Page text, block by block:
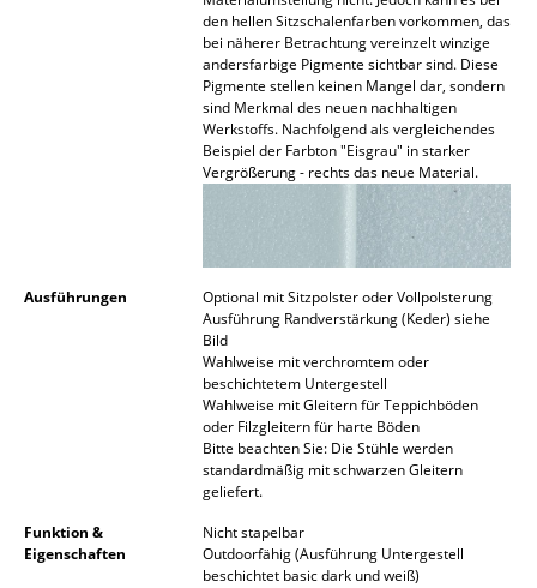
Management Büro
Branchenlösungen
Sicheres Arbeiten
Hersteller & Designer
Artemide
den hellen Sitzschalenfarben vorkommen, das
bei näherer Betrachtung vereinzelt winzige
andersfarbige Pigmente sichtbar sind. Diese
Pigmente stellen keinen Mangel dar, sondern
sind Merkmal des neuen nachhaltigen
Werkstoffs. Nachfolgend als vergleichendes
Beispiel der Farbton "Eisgrau" in starker
Vergrößerung - rechts das neue Material.
Ausführungen
Optional mit Sitzpolster oder Vollpolsterung
Ausführung Randverstärkung (Keder) siehe
Bild
Wahlweise mit verchromtem oder
beschichtetem Untergestell
Wahlweise mit Gleitern für Teppichböden
oder Filzgleitern für harte Böden
Bitte beachten Sie: Die Stühle werden
standardmäßig mit schwarzen Gleitern
geliefert.
Funktion &
Eigenschaften
Nicht stapelbar
Outdoorfähig (Ausführung Untergestell
beschichtet basic dark und weiß)